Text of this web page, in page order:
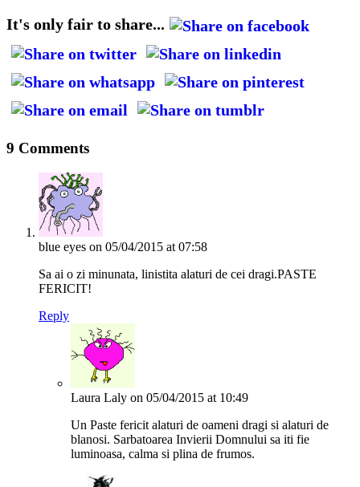
It's only fair to share...
9 Comments
blue eyes on 05/04/2015 at 07:58
Sa ai o zi minunata, linistita alaturi de cei dragi.PASTE
FERICIT!
Reply
Laura Laly on 05/04/2015 at 10:49
Un Paste fericit alaturi de oameni dragi si alaturi de
blanosi. Sarbatoarea Invierii Domnului sa iti fie
luminoasa, calma si plina de frumos.